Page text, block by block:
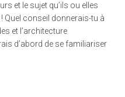
et le sujet qu’ils ou elles
Quel conseil donnerais-tu à
et l’architecture
d’abord de se familiariser